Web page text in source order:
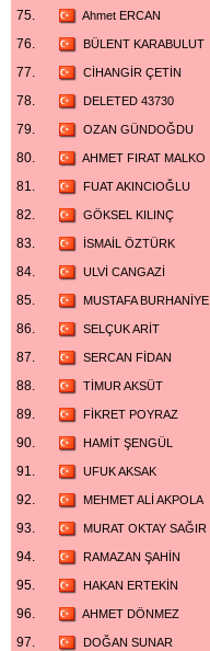
75.
Ahmet ERCAN
76.
BÜLENT KARABULUT
77.
CİHANGİR ÇETİN
78.
DELETED 43730
79.
OZAN GÜNDOĞDU
80.
AHMET FIRAT MALKO
81.
FUAT AKINCIOĞLU
82.
GÖKSEL KILINÇ
83.
İSMAİL ÖZTÜRK
84.
ULVİ CANGAZİ
85.
MUSTAFA BURHANİYE
86.
SELÇUK ARİT
87.
SERCAN FİDAN
88.
TİMUR AKSÜT
89.
FİKRET POYRAZ
90.
HAMİT ŞENGÜL
91.
UFUK AKSAK
92.
MEHMET ALİ AKPOLA
93.
MURAT OKTAY SAĞIR
94.
RAMAZAN ŞAHİN
95.
HAKAN ERTEKİN
96.
AHMET DÖNMEZ
97.
DOĞAN SUNAR